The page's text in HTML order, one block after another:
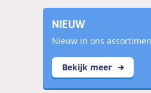
NIEUW
Nieuw in ons
Bekijk meer